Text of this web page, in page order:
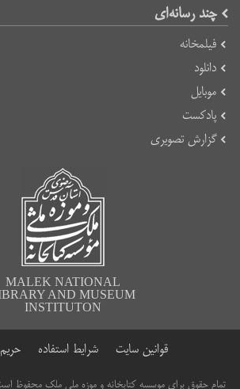
چند رسانه‌ای
فیلمخانه
دانلود
موبایل
پادکست
گزارش تصویری
MALEK NATIONAL
AND MUSEUM
INSTITUTON
قوانین سایت شرایط استفاده
تمام حقوق برای موسسه کتابخانه و موزه ملی ملک محفوظ